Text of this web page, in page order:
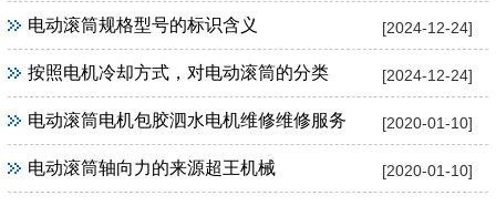
[2024-12-24]
电动滚筒规格型号的标识含义
[2024-12-24]
按照电机冷却方式，对电动滚筒的分类
[2020-01-10]
电动滚筒电机包胶泗水电机维修维修服务
[2020-01-10]
电动滚筒轴向力的来源超王机械